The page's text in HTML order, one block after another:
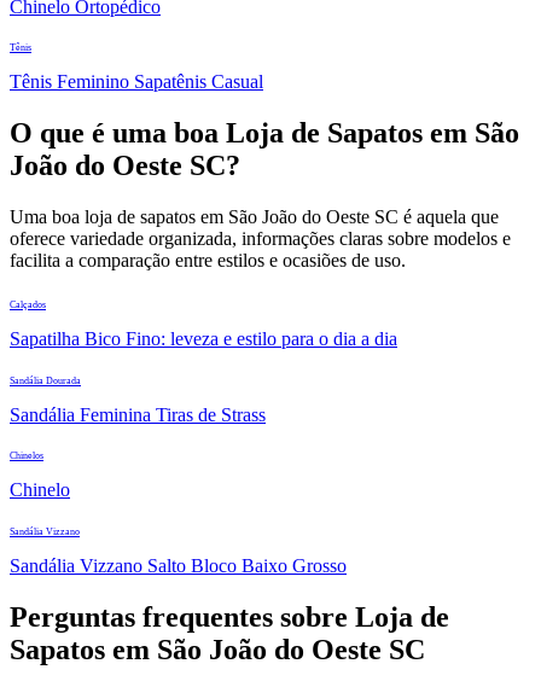
Chinelo Ortopédico
Tênis
Tênis Feminino Sapatênis Casual
O que é uma boa Loja de Sapatos em São
João do Oeste SC?
Uma boa loja de sapatos em São João do Oeste SC é aquela que
oferece variedade organizada, informações claras sobre modelos e
facilita a comparação entre estilos e ocasiões de uso.
Calçados
Sapatilha Bico Fino: leveza e estilo para o dia a dia
Sandália Dourada
Sandália Feminina Tiras de Strass
Chinelos
Chinelo
Sandália Vizzano
Sandália Vizzano Salto Bloco Baixo Grosso
Perguntas frequentes sobre Loja de
Sapatos em São João do Oeste SC